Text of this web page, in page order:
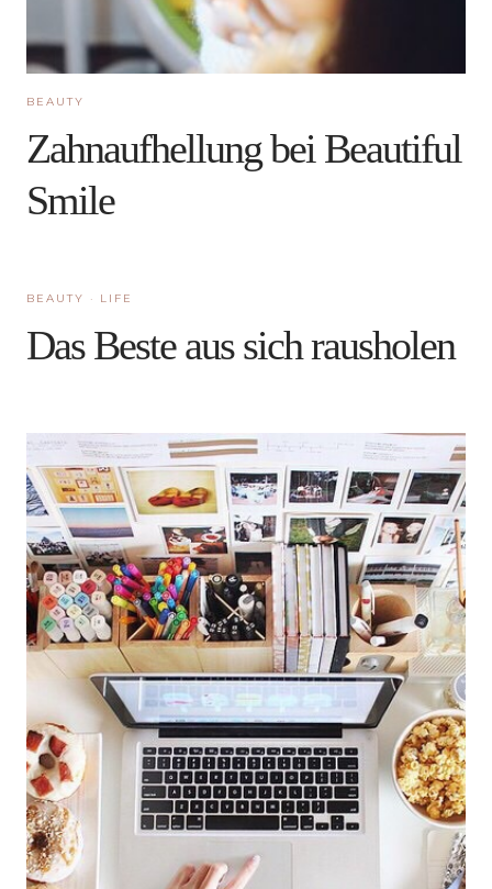
BEAUTY
Zahnaufhellung bei Beautiful
Smile
BEAUTY · LIFE
Das Beste aus sich rausholen